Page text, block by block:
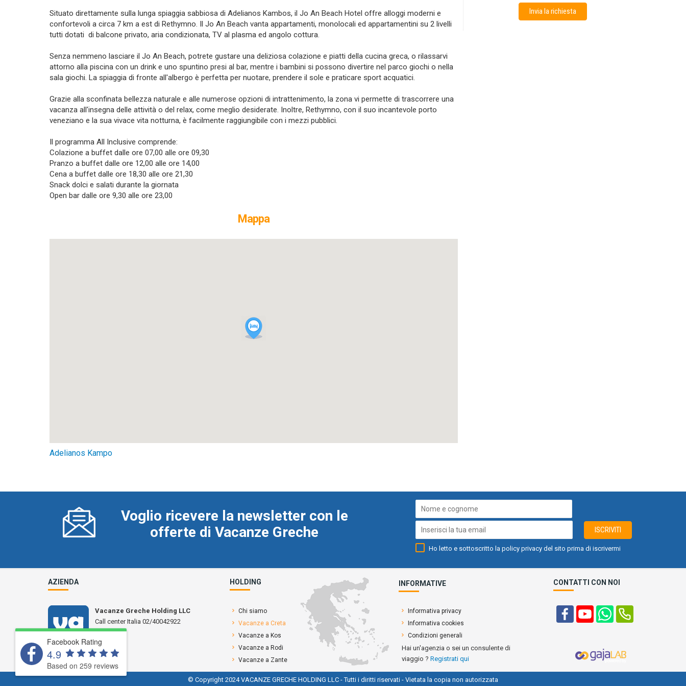
Situato direttamente sulla lunga spiaggia sabbiosa di Adelianos Kambos, il Jo An Beach Hotel offre alloggi moderni e
confortevoli a circa 7 km a est di Rethymno. Il Jo An Beach vanta appartamenti, monolocali ed appartamentini su 2 livelli
tutti dotati di balcone privato, aria condizionata, TV al plasma ed angolo cottura.
Senza nemmeno lasciare il Jo An Beach, potrete gustare una deliziosa colazione e piatti della cucina greca, o rilassarvi
attorno alla piscina con un drink e uno spuntino presi al bar, mentre i bambini si possono divertire nel parco giochi o nella
sala giochi. La spiaggia di fronte all'albergo è perfetta per nuotare, prendere il sole e praticare sport acquatici.
Grazie alla sconfinata bellezza naturale e alle numerose opzioni di intrattenimento, la zona vi permette di trascorrere una
vacanza all'insegna delle attività o del relax, come meglio desiderate. Inoltre, Rethymno, con il suo incantevole porto
veneziano e la sua vivace vita notturna, è facilmente raggiungibile con i mezzi pubblici.
Il programma All Inclusive comprende:
Colazione a buffet dalle ore 07,00 alle ore 09,30
Pranzo a buffet dalle ore 12,00 alle ore 14,00
Cena a buffet dalle ore 18,30 alle ore 21,30
Snack dolci e salati durante la giornata
Open bar dalle ore 9,30 alle ore 23,00
Mappa
Adelianos Kampo
Invia la richiesta
ISCRIVITI
Ho letto e sottoscritto la policy privacy del sito prima di iscrivermi
Voglio ricevere la newsletter con le
offerte di Vacanze Greche
AZIENDA HOLDING CONTATTI CON NOI
INFORMATIVE
Vacanze Greche Holding LLC
Call center Italia 02/40042922
N° L 17359
Chi siamo
Vacanze a Creta
Vacanze a Kos
Vacanze a Rodi
Vacanze a Zante
Informativa privacy
Informativa cookies
Condizioni generali
Hai un'agenzia o sei un consulente di
viaggio ? Registrati qui
© Copyright 2024 VACANZE GRECHE HOLDING LLC - Tutti i diritti riservati - Vietata la copia non autorizzata
Facebook Rating
4.9
Based on 259 reviews